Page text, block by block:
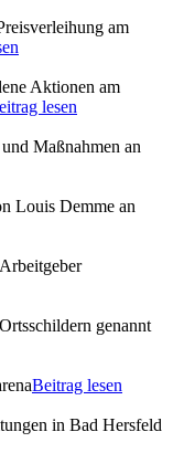
am
Aktionen am
lesen
Maßnahmen an
Louis Demme an
genannt
Beitrag lesen
in Bad Hersfeld